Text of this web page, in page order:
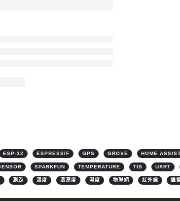
ESP-32 ESPRESSIF GPS GROVE HOME
SPARKFUN TEMPERATURE TIS UART
測距 溫度 溫溼度 濕度 物聯網 紅外線 繼